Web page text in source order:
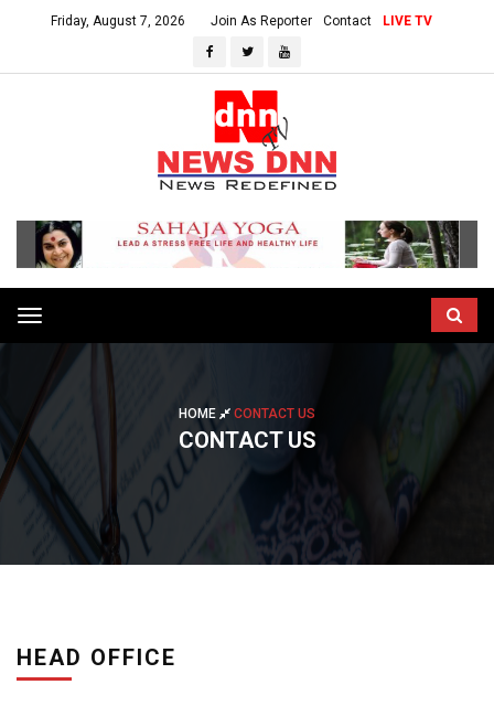
Friday, August 7, 2026 Join As Reporter Contact LIVE TV
Toggle
navigation
HOME CONTACT US
CONTACT US
HEAD OFFICE